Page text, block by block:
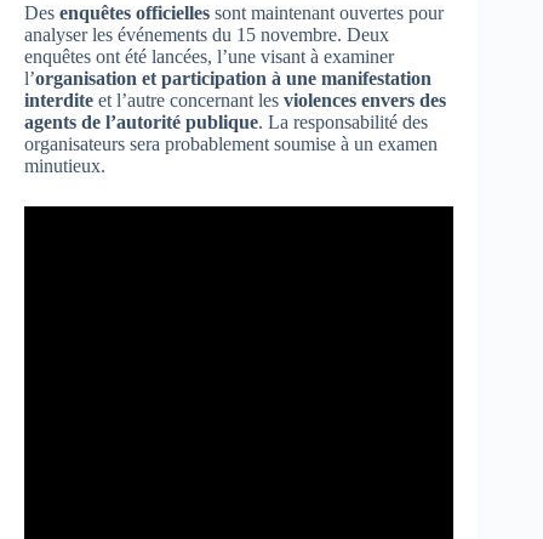
Des enquêtes officielles sont maintenant ouvertes pour
analyser les événements du 15 novembre. Deux
enquêtes ont été lancées, l’une visant à examiner
l’organisation et participation à une manifestation
interdite et l’autre concernant les violences envers des
agents de l’autorité publique. La responsabilité des
organisateurs sera probablement soumise à un examen
minutieux.